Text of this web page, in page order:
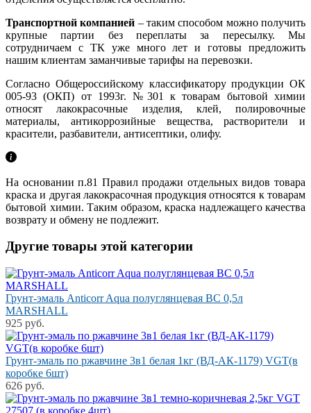
Транспортной компанией – таким способом можно получить
крупные партии без переплаты за пересылку. Мы
сотрудничаем с ТК уже много лет и готовы предложить
нашим клиентам заманчивые тарифы на перевозки.
Согласно Общероссийскому классификатору продукции ОК
005-93 (ОКП) от 1993г. №301 к товарам бытовой химии
относят лакокрасочные изделия, клей, полировочные
материалы, антикоррозийные вещества, растворители и
красители, разбавители, антисептики, олифу.
На основании п.81 Правил продажи отдельных видов товара
краска и другая лакокрасочная продукция относятся к товарам
бытовой химии. Таким образом, краска надлежащего качества
возврату и обмену не подлежит.
Другие товары этой категории
Грунт-эмаль Anticorr Aqua полуглянцевая BC 0,5л
MARSHALL
925 руб.
Грунт-эмаль по ржавчине 3в1 белая 1кг (ВД-АК-1179) VGT(в
коробке 6шт)
626 руб.